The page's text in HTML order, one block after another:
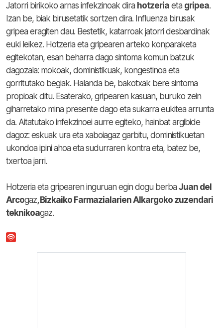
Jatorri birikoko arnas infekzinoak dira hotzeria eta gripea.
Izan be, biak birusetatik sortzen dira. Influenza birusak
gripea eragiten dau. Bestetik, katarroak jatorri desbardinak
euki leikez. Hotzeria eta gripearen arteko konparaketa
egitekotan, esan beharra dago sintoma komun batzuk
dagozala: mokoak, doministikuak, kongestinoa eta
gorritutako begiak. Halanda be, bakotxak bere sintoma
propioak ditu. Esaterako, gripearen kasuan, buruko zein
giharretako mina presente dago eta sukarra eukitea arrunta
da. Aitatutako infekzinoei aurre egiteko, hainbat argibide
dagoz: eskuak ura eta xaboiagaz garbitu, doministikuetan
ukondoa ipini ahoa eta sudurraren kontra eta, batez be,
txertoa jarri.
Hotzeria eta gripearen inguruan egin dogu berba Juan del
Arcogaz, Bizkaiko Farmazialarien Alkargoko zuzendari
teknikoagaz.